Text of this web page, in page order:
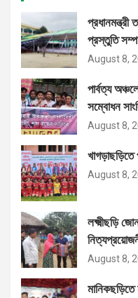
প্রস্তুতি
August 8,
পার্বত্য
সম্বোধন
August 8,
খাগড়াছড়িতে
August 8,
লক্ষ্মীছড়ি
August 8,